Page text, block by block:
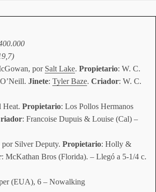
por Salt Lake. Propietario: W. C.
Jinete: Tyler Baze. Criador: W. C.
Heat. Propietario: Los Pollos Hermanos
: Francoise Dupuis & Louise (Cal) –
Silver Deputy. Propietario: Holly &
: McKathan Bros (Florida). – Llegó a 5-1/4 c.
(EUA), 6 – Nowalking